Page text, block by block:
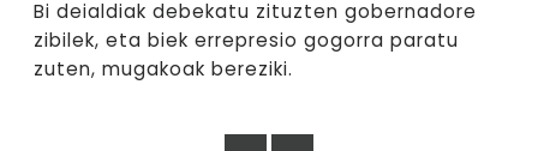
Bi deialdiak debekatu zituzten gobernadore
zibilek, eta biek errepresio gogorra paratu
zuten, mugakoak bereziki.